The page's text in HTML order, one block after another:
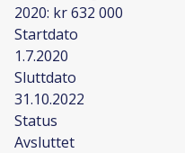
2020: kr 632 000
Startdato
1.7.2020
Sluttdato
31.10.2022
Status
Avsluttet